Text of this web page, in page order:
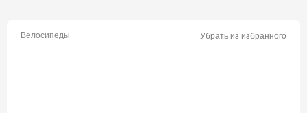
Велосипеды Убрать из избранного